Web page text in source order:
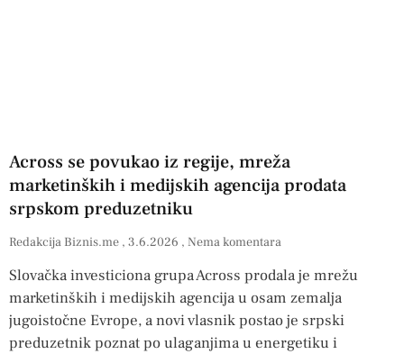
Across se povukao iz regije, mreža
marketinških i medijskih agencija prodata
srpskom preduzetniku
Redakcija Biznis.me 3.6.2026 Nema komentara
Slovačka investiciona grupa Across prodala je mrežu
marketinških i medijskih agencija u osam zemalja
jugoistočne Evrope, a novi vlasnik postao je srpski
preduzetnik poznat po ulaganjima u energetiku i